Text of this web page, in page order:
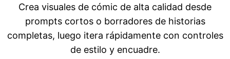
Crea visuales de cómic de alta calidad desde
prompts cortos o borradores de historias
completas, luego itera rápidamente con controles
de estilo y encuadre.